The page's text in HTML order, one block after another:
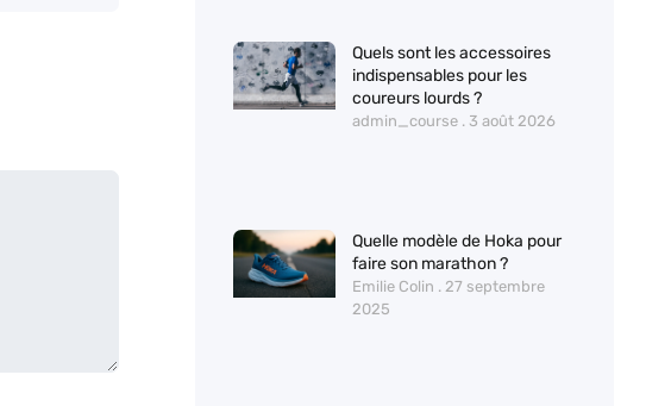
Quels sont les accessoires
indispensables pour les
coureurs lourds ?
admin_course 3 août 2026
Quelle modèle de Hoka pour
faire son marathon ?
Emilie Colin
27 septembre
2025